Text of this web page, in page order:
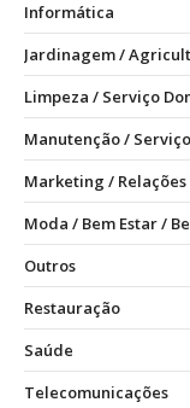
Informática
Jardinagem /
Limpeza / Serviço
Manutenção /
Marketing / Relações
Moda / Bem Estar /
Outros
Restauração
Saúde
Telecomunicações